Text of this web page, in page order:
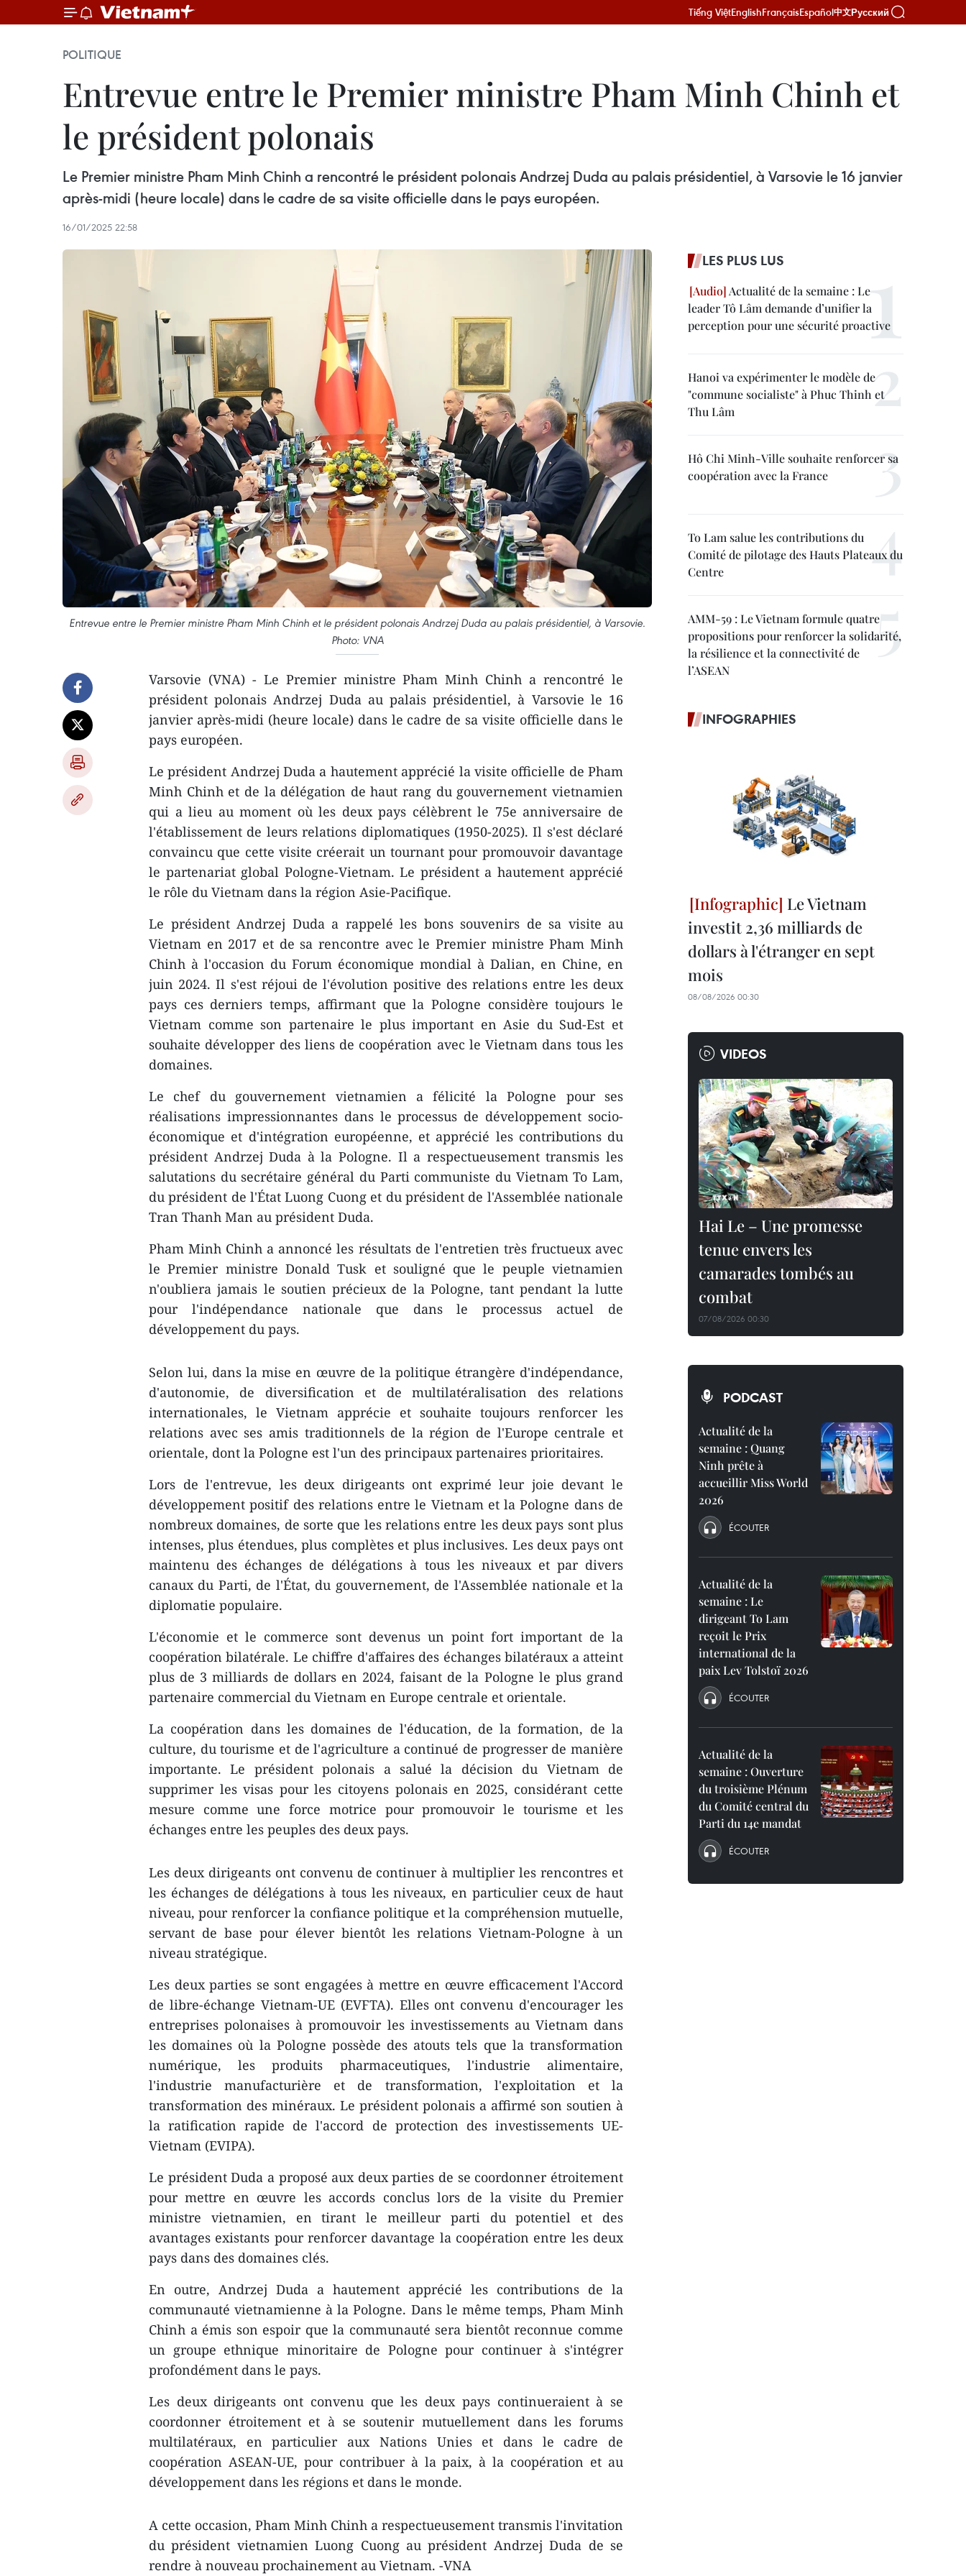
Tiếng ViệtEnglishFrançaisEspañol中文Русский
POLITIQUE
Entrevue entre le Premier ministre Pham Minh Chinh et
le président polonais
Le Premier ministre Pham Minh Chinh a rencontré le président polonais Andrzej Duda au palais présidentiel, à Varsovie le 16 janvier
après-midi (heure locale) dans le cadre de sa visite officielle dans le pays européen.
16/01/2025 22:58
Entrevue entre le Premier ministre Pham Minh Chinh et le président polonais Andrzej Duda au palais présidentiel, à Varsovie.
Photo: VNA
Varsovie (VNA) - Le Premier ministre Pham Minh Chinh a rencontré le
président polonais Andrzej Duda au palais présidentiel, à Varsovie le 16
janvier après-midi (heure locale) dans le cadre de sa visite officielle dans le
pays européen.
Le président Andrzej Duda a hautement apprécié la visite officielle de Pham
Minh Chinh et de la délégation de haut rang du gouvernement vietnamien
qui a lieu au moment où les deux pays célèbrent le 75e anniversaire de
l'établissement de leurs relations diplomatiques (1950-2025). Il s'est déclaré
convaincu que cette visite créerait un tournant pour promouvoir davantage
le partenariat global Pologne-Vietnam. Le président a hautement apprécié
le rôle du Vietnam dans la région Asie-Pacifique.
Le président Andrzej Duda a rappelé les bons souvenirs de sa visite au
Vietnam en 2017 et de sa rencontre avec le Premier ministre Pham Minh
Chinh à l'occasion du Forum économique mondial à Dalian, en Chine, en
juin 2024. Il s'est réjoui de l'évolution positive des relations entre les deux
pays ces derniers temps, affirmant que la Pologne considère toujours le
Vietnam comme son partenaire le plus important en Asie du Sud-Est et
souhaite développer des liens de coopération avec le Vietnam dans tous les
domaines.
Le chef du gouvernement vietnamien a félicité la Pologne pour ses
réalisations impressionnantes dans le processus de développement socio-
économique et d'intégration européenne, et apprécié les contributions du
président Andrzej Duda à la Pologne. Il a respectueusement transmis les
salutations du secrétaire général du Parti communiste du Vietnam To Lam,
du président de l'État Luong Cuong et du président de l'Assemblée nationale
Tran Thanh Man au président Duda.
Pham Minh Chinh a annoncé les résultats de l'entretien très fructueux avec
le Premier ministre Donald Tusk et souligné que le peuple vietnamien
n'oubliera jamais le soutien précieux de la Pologne, tant pendant la lutte
pour l'indépendance nationale que dans le processus actuel de
développement du pays.
Selon lui, dans la mise en œuvre de la politique étrangère d'indépendance,
d'autonomie, de diversification et de multilatéralisation des relations
internationales, le Vietnam apprécie et souhaite toujours renforcer les
relations avec ses amis traditionnels de la région de l'Europe centrale et
orientale, dont la Pologne est l'un des principaux partenaires prioritaires.
Lors de l'entrevue, les deux dirigeants ont exprimé leur joie devant le
développement positif des relations entre le Vietnam et la Pologne dans de
nombreux domaines, de sorte que les relations entre les deux pays sont plus
intenses, plus étendues, plus complètes et plus inclusives. Les deux pays ont
maintenu des échanges de délégations à tous les niveaux et par divers
canaux du Parti, de l'État, du gouvernement, de l'Assemblée nationale et la
diplomatie populaire.
L'économie et le commerce sont devenus un point fort important de la
coopération bilatérale. Le chiffre d'affaires des échanges bilatéraux a atteint
plus de 3 milliards de dollars en 2024, faisant de la Pologne le plus grand
partenaire commercial du Vietnam en Europe centrale et orientale.
La coopération dans les domaines de l'éducation, de la formation, de la
culture, du tourisme et de l'agriculture a continué de progresser de manière
importante. Le président polonais a salué la décision du Vietnam de
supprimer les visas pour les citoyens polonais en 2025, considérant cette
mesure comme une force motrice pour promouvoir le tourisme et les
échanges entre les peuples des deux pays.
Les deux dirigeants ont convenu de continuer à multiplier les rencontres et
les échanges de délégations à tous les niveaux, en particulier ceux de haut
niveau, pour renforcer la confiance politique et la compréhension mutuelle,
servant de base pour élever bientôt les relations Vietnam-Pologne à un
niveau stratégique.
Les deux parties se sont engagées à mettre en œuvre efficacement l'Accord
de libre-échange Vietnam-UE (EVFTA). Elles ont convenu d'encourager les
entreprises polonaises à promouvoir les investissements au Vietnam dans
les domaines où la Pologne possède des atouts tels que la transformation
numérique, les produits pharmaceutiques, l'industrie alimentaire,
l'industrie manufacturière et de transformation, l'exploitation et la
transformation des minéraux. Le président polonais a affirmé son soutien à
la ratification rapide de l'accord de protection des investissements UE-
Vietnam (EVIPA).
Le président Duda a proposé aux deux parties de se coordonner étroitement
pour mettre en œuvre les accords conclus lors de la visite du Premier
ministre vietnamien, en tirant le meilleur parti du potentiel et des
avantages existants pour renforcer davantage la coopération entre les deux
pays dans des domaines clés.
En outre, Andrzej Duda a hautement apprécié les contributions de la
communauté vietnamienne à la Pologne. Dans le même temps, Pham Minh
Chinh a émis son espoir que la communauté sera bientôt reconnue comme
un groupe ethnique minoritaire de Pologne pour continuer à s'intégrer
profondément dans le pays.
Les deux dirigeants ont convenu que les deux pays continueraient à se
coordonner étroitement et à se soutenir mutuellement dans les forums
multilatéraux, en particulier aux Nations Unies et dans le cadre de
coopération ASEAN-UE, pour contribuer à la paix, à la coopération et au
développement dans les régions et dans le monde.
A cette occasion, Pham Minh Chinh a respectueusement transmis l'invitation
du président vietnamien Luong Cuong au président Andrzej Duda de se
rendre à nouveau prochainement au Vietnam. -VNA
LES PLUS LUS
Actualité de la semaine : Le
leader Tô Lâm demande d’unifier la
perception pour une sécurité proactive
Hanoi va expérimenter le modèle de
"commune socialiste" à Phuc Thinh et
Thu Lâm
Hô Chi Minh-Ville souhaite renforcer sa
coopération avec la France
To Lam salue les contributions du
Comité de pilotage des Hauts Plateaux du
Centre
AMM-59 : Le Vietnam formule quatre
propositions pour renforcer la solidarité,
la résilience et la connectivité de
l’ASEAN
INFOGRAPHIES
Le Vietnam
investit 2,36 milliards de
dollars à l'étranger en sept
mois
08/08/2026 00:30
VIDEOS
Hai Le – Une promesse
tenue envers les
camarades tombés au
combat
07/08/2026 00:30
PODCAST
Actualité de la
semaine : Quang
Ninh prête à
accueillir Miss World
2026
ÉCOUTER
Actualité de la
semaine : Le
dirigeant To Lam
reçoit le Prix
international de la
paix Lev Tolstoï 2026
ÉCOUTER
Actualité de la
semaine : Ouverture
du troisième Plénum
du Comité central du
Parti du 14e mandat
ÉCOUTER